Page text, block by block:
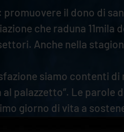
promuovere il dono di
che raduna
Anche nella
siamo contenti
palazzetto”. Le parole
giorno di vita a
un momento di